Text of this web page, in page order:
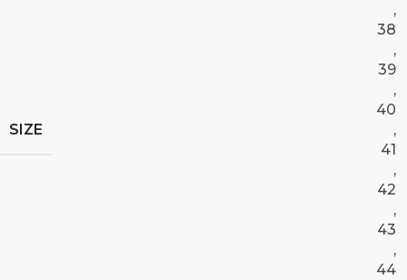
SIZE
,
38
,
39
,
40
,
41
,
42
,
43
,
44